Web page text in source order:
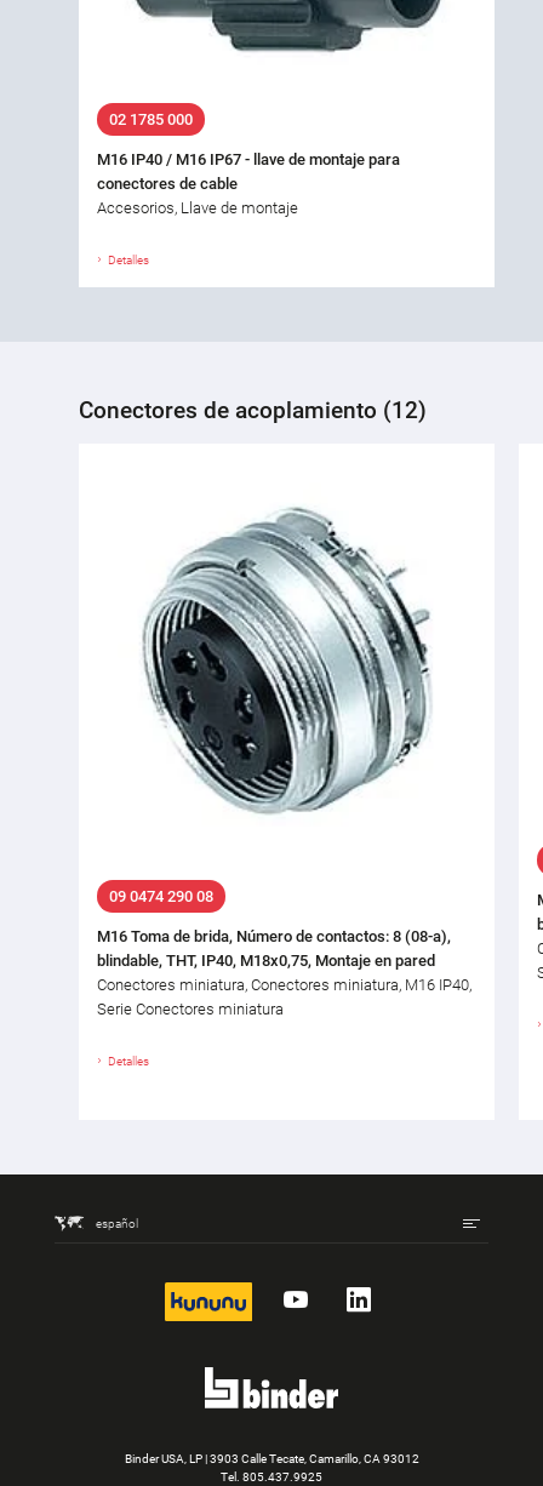
02 1785 000
M16 IP40 / M16 IP67 - llave de montaje para
conectores de cable
Accesorios, Llave de montaje
Detalles
Conectores de acoplamiento (12)
09 0474 290 08
M16 Toma de brida, Número de contactos: 8 (08-a),
blindable, THT, IP40, M18x0,75, Montaje en pared
Conectores miniatura, Conectores miniatura, M16 IP40,
Serie Conectores miniatura
Detalles
español
kununu YouTubeLinkedIn
Binder USA, LP | 3903 Calle Tecate, Camarillo, CA 93012
Tel. 805.437.9925